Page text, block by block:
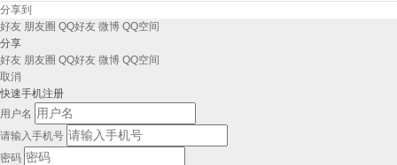
分享到
好友 朋友圈 QQ好友 微博 QQ空间
分享
好友 朋友圈 QQ好友 微博 QQ空间
取消
快速手机注册
用户名
请输入手机号
密码